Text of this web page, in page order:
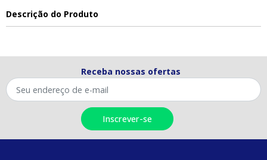
Descrição do Produto
Receba nossas ofertas